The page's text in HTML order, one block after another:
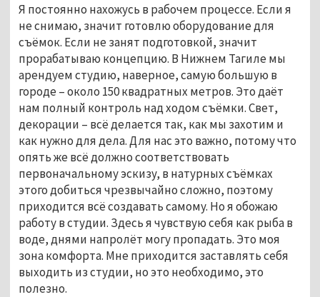
Я постоянно нахожусь в рабочем процессе. Если я
не снимаю, значит готовлю оборудование для
съёмок. Если не занят подготовкой, значит
прорабатываю концепцию. В Нижнем Тагиле мы
арендуем студию, наверное, самую большую в
городе – около 150 квадратных метров. Это даёт
нам полный контроль над ходом съёмки. Свет,
декорации – всё делается так, как мы захотим и
как нужно для дела. Для нас это важно, потому что
опять же всё должно соответствовать
первоначальному эскизу, в натурных съёмках
этого добиться чрезвычайно сложно, поэтому
приходится всё создавать самому. Но я обожаю
работу в студии. Здесь я чувствую себя как рыба в
воде, днями напролёт могу пропадать. Это моя
зона комфорта. Мне приходится заставлять себя
выходить из студии, но это необходимо, это
полезно.